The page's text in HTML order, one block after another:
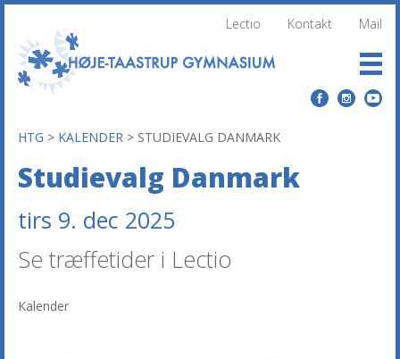
Lectio Kontakt Mail
HTG > KALENDER > STUDIEVALG DANMARK
Studievalg Danmark
tirs 9. dec 2025
Se træffetider i Lectio
Kalender